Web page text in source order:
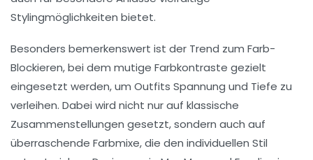
Stylingmöglichkeiten bietet.
Besonders bemerkenswert ist der Trend zum Farb-
Blockieren, bei dem mutige Farbkontraste gezielt
eingesetzt werden, um Outfits Spannung und Tiefe zu
verleihen. Dabei wird nicht nur auf klassische
Zusammenstellungen gesetzt, sondern auch auf
überraschende Farbmixe, die den individuellen Stil